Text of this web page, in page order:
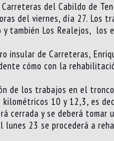
Carreteras del Cabildo de
del viernes, día 27. Los
y también Los Realejos, los
insular de Carreteras,
cómo con la
de los trabajos en el
10 y 12,3, es
cerrada y se deberá
lunes 23 se procederá a